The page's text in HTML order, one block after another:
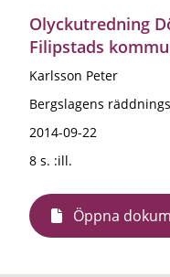
Olyckutredning
Filipstads
Karlsson Peter
Bergslagens
2014-09-22
8 s. :ill.
Öppna